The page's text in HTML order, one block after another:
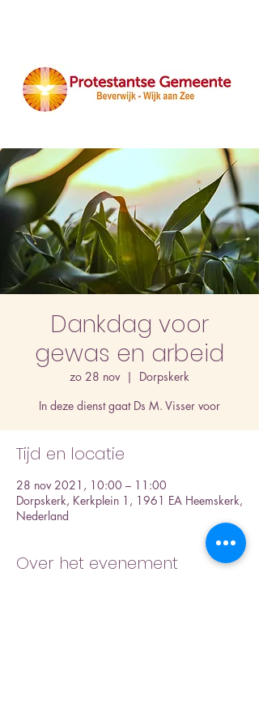
Dankdag voor
gewas en arbeid
zo 28 nov
  |
Dorpskerk
In deze dienst gaat Ds M. Visser voor
Tijd en locatie
28 nov 2021, 10:00 – 11:00
Dorpskerk, Kerkplein 1, 1961 EA Heemskerk,
Nederland
Over het evenement